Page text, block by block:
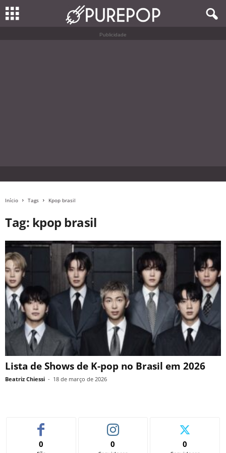
Publicidade
Início Tags Kpop brasil
Tag: kpop brasil
Lista de Shows de K-pop no Brasil em 2026
Beatriz Chiessi - 18 de março de 2026
0 0 0